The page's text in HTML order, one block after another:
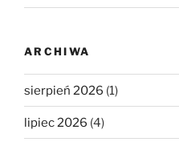
ARCHIWA
sierpień 2026 (1)
lipiec 2026 (4)